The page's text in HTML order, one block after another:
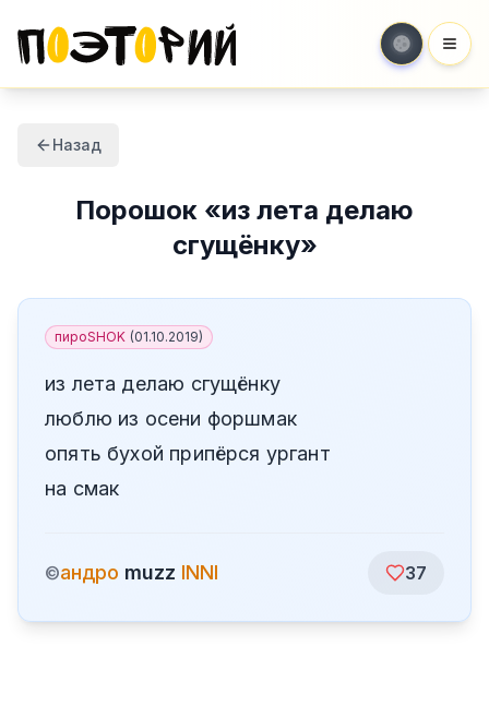
Назад
Порошок «из лета делаю
сгущёнку»
пироSHOK (01.10.2019)
из лета делаю сгущёнку
люблю из осени форшмак
опять бухой припёрся ургант
на смак
©андро muzz INNI 37